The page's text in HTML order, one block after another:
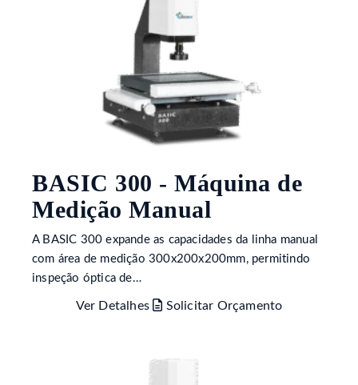
BASIC 300 - Máquina de
Medição Manual
A BASIC 300 expande as capacidades da linha manual
com área de medição 300x200x200mm, permitindo
inspeção óptica de…
Ver Detalhes Solicitar Orçamento